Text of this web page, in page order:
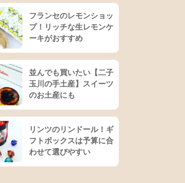
フランセのレモンショッ
プ！リッチな生レモンケ
ーキがおすすめ
並んでも買いたい【二子
玉川の手土産】スイーツ
のお土産にも
リンツのリンドール！ギ
フトボックスは予算に合
わせて選びやすい